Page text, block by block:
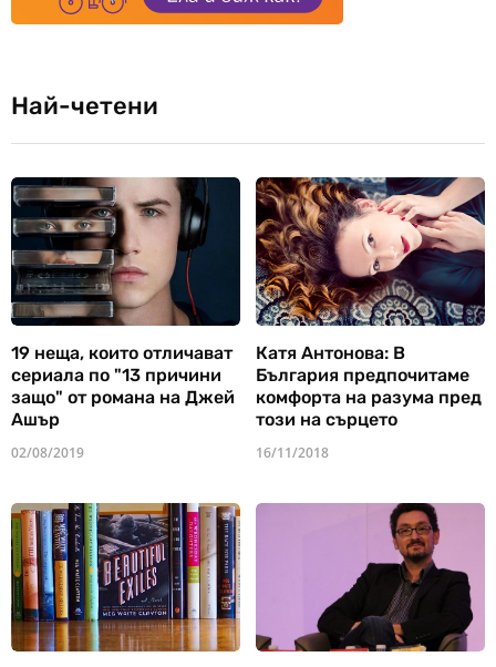
Най-четени
19 неща, които отличават
сериала по "13 причини
защо" от романа на Джей
Ашър
02/08/2019
Катя Антонова: В
България предпочитаме
комфорта на разума пред
този на сърцето
16/11/2018